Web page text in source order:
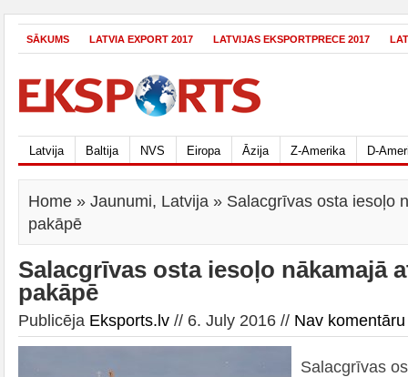
SĀKUMS LATVIA EXPORT 2017 LATVIJAS EKSPORTPRECE 2017
Latvija Baltija NVS Eiropa Āzija Z-Amerika D-
Home » Jaunumi, Latvija » Salacgrīvas osta iesoļo
pakāpē
Salacgrīvas osta iesoļo nākamajā
pakāpē
Publicēja Eksports.lv // 6. July 2016 // Nav komentāru
Salacgrīvas